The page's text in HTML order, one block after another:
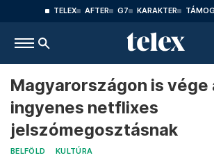
TELEX AFTER G7 KARAKTER
Magyarországon is vége
ingyenes netflixes
jelszómegosztásnak
BELFÖLD KULTÚRA